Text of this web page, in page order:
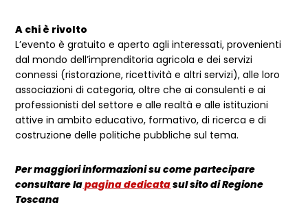
A chi è rivolto
L’evento è gratuito e aperto agli interessati, provenienti
dal mondo dell’imprenditoria agricola e dei servizi
connessi (ristorazione, ricettività e altri servizi), alle loro
associazioni di categoria, oltre che ai consulenti e ai
professionisti del settore e alle realtà e alle istituzioni
attive in ambito educativo, formativo, di ricerca e di
costruzione delle politiche pubbliche sul tema.
Per maggiori informazioni su come partecipare
consultare lapagina dedicatasul sito di Regione
Toscana